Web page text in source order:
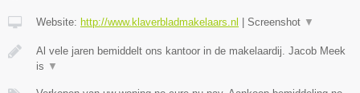
Website: http://www.klaverbladmakelaars.nl Screenshot ▼
Al vele jaren bemiddelt ons kantoor in de makelaardij. Jacob Meek
is ▼